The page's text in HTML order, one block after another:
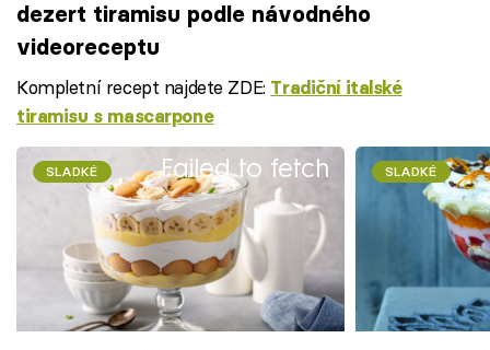
dezert tiramisu podle návodného
videoreceptu
Kompletní recept najdete ZDE: Tradiční italské
tiramisu s mascarpone
Failed to fetch
SLADKÉ SLADKÉ